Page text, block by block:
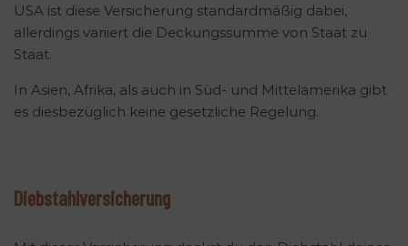
USA ist diese Versicherung standardmäßig dabei,
allerdings variiert die Deckungssumme von Staat zu
Staat.
In Asien, Afrika, als auch in Süd- und Mittelamerika gibt
es diesbezüglich keine gesetzliche Regelung.
Diebstahlversicherung